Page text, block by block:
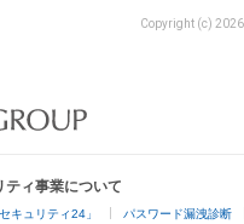
Copyright (c)
ティ事業について
キュリティ24」 パスワード漏洩診断